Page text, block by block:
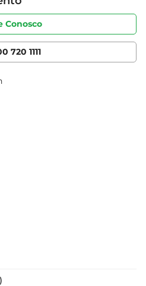
Conosco
720 1111